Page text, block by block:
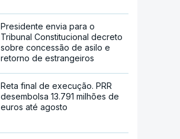
Presidente envia para o
Tribunal Constitucional decreto
sobre concessão de asilo e
retorno de estrangeiros
Reta final de execução. PRR
desembolsa 13.791 milhões de
euros até agosto